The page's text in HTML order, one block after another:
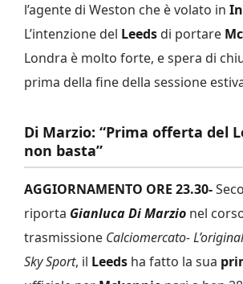
l’agente di Weston che è volato in
L’intenzione del Leeds di portare
Londra è molto forte, e spera di
prima della fine della sessione
Di Marzio: “Prima offerta del
non basta”
AGGIORNAMENTO ORE 23.30-
riporta Gianluca Di Marzio nel
trasmissione Calciomercato-
Sky Sport, il Leeds ha fatto la sua